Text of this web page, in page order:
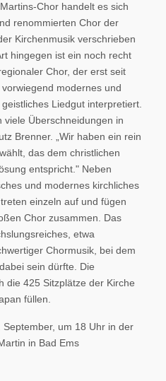
Chor handelt es sich
renommierten Chor der
Kirchenmusik verschrieben
hingegen ist ein noch recht
Chor, der erst seit
modernes und
Liedgut interpretiert.
viele Überschneidungen in
Brenner. „Wir haben ein rein
das dem christlichen
entspricht." Neben
und modernes kirchliches
einzeln auf und fügen
Chor zusammen. Das
etwa
Chormusik, bei dem
sein dürfte. Die
die 425 Sitzplätze der Kirche
füllen.
um 18 Uhr in der
in Bad Ems